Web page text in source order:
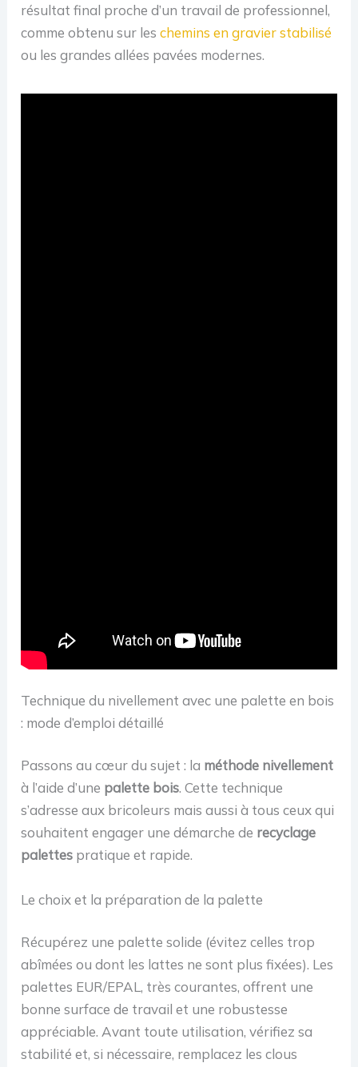
résultat final proche d’un travail de professionnel,
comme obtenu sur leschemins en gravier stabilisé
ou les grandes allées pavées modernes.
Technique du nivellement avec une palette en bois
: mode d’emploi détaillé
Passons au cœur du sujet : la méthode nivellement
à l’aide d’une palette bois. Cette technique
s’adresse aux bricoleurs mais aussi à tous ceux qui
souhaitent engager une démarche de recyclage
palettes pratique et rapide.
Le choix et la préparation de la palette
Récupérez une palette solide (évitez celles trop
abîmées ou dont les lattes ne sont plus fixées). Les
palettes EUR/EPAL, très courantes, offrent une
bonne surface de travail et une robustesse
appréciable. Avant toute utilisation, vérifiez sa
stabilité et, si nécessaire, remplacez les clous